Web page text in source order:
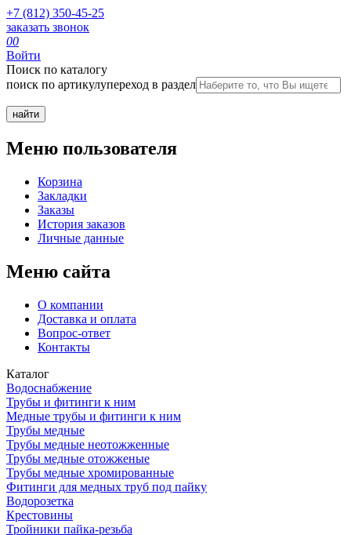
+7 (812) 350-45-25
заказать звонок
00
Войти
Поиск по каталогу
поиск по артикулупереход в раздел
Меню пользователя
Корзина
Закладки
Заказы
История заказов
Личные данные
Меню сайта
О компании
Доставка и оплата
Вопрос-ответ
Контакты
Каталог
Водоснабжение
Трубы и фитинги к ним
Медные трубы и фитинги к ним
Трубы медные
Трубы медные неотожженные
Трубы медные отожженые
Трубы медные хромированные
Фитинги для медных труб под пайку
Водорозетка
Крестовины
Тройники пайка-резьба